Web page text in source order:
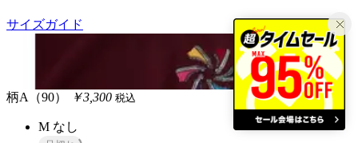
サイズガイド
柄A（90） ￥3,300 税込
M なし